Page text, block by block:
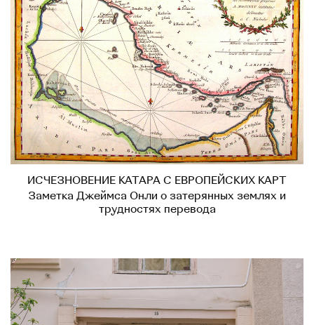
ИСЧЕЗНОВЕНИЕ КАТАРА С ЕВРОПЕЙСКИХ КАРТ
Заметка Джеймса Онли о затерянных землях и
трудностях перевода